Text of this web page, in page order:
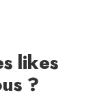
likes
?